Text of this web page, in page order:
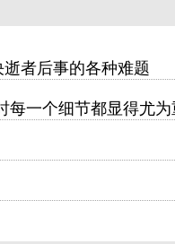
者后事的各种难题
每一个细节都显得尤为